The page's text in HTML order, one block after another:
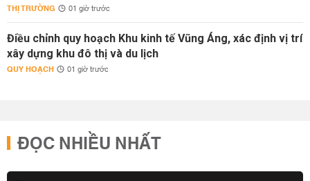
THỊ TRƯỜNG 01 giờ trước
Điều chỉnh quy hoạch Khu kinh tế Vũng Áng, xác định vị trí
xây dựng khu đô thị và du lịch
QUY HOẠCH 01 giờ trước
ĐỌC NHIỀU NHẤT